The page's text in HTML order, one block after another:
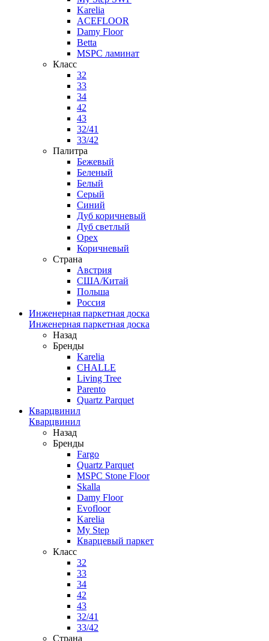
Karelia
ACEFLOOR
Damy Floor
Betta
MSPC ламинат
Класс
32
33
34
42
43
32/41
33/42
Палитра
Бежевый
Беленый
Белый
Серый
Синий
Дуб коричневый
Дуб светлый
Орех
Коричневый
Страна
Австрия
США/Китай
Польша
Россия
Инженерная паркетная доска
Инженерная паркетная доска
Назад
Бренды
Karelia
CHALLE
Living Tree
Parento
Quartz Parquet
Кварцвинил
Кварцвинил
Назад
Бренды
Fargo
Quartz Parquet
MSPC Stone Floor
Skalla
Damy Floor
Evofloor
Karelia
My Step
Кварцевый паркет
Класс
32
33
34
42
43
32/41
33/42
Страна